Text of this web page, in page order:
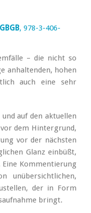
, 978-3-406-
– die nicht so
anhaltenden, hohen
auch eine sehr
auf den aktuellen
dem Hintergrund,
vor der nächsten
Glanz einbüßt,
Eine Kommentierung
unübersichtlichen,
der in Form
bringt.